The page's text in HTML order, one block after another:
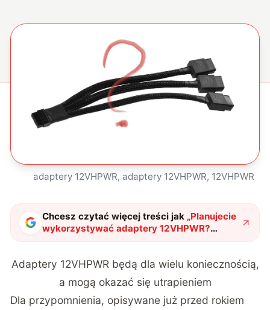
adaptery 12VHPWR, adaptery 12VHPWR, 12VHPWR
Chcesz czytać więcej treści jak „Planujecie
wykorzystywać adaptery 12VHPWR?
Koniecznie to przeczytajcie"?
Adaptery 12VHPWR będą dla wielu koniecznością,
a mogą okazać się utrapieniem
Dla przypomnienia, opisywane już przed rokiem